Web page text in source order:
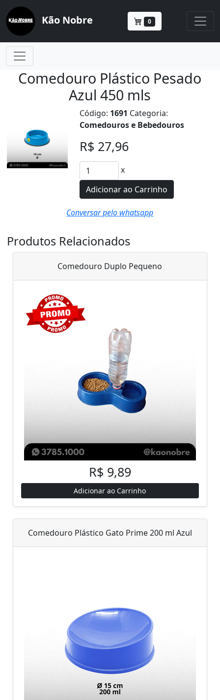
Kão Nobre 0
Comedouro Plástico Pesado
Azul 450 mls
Código: 1691 Categoria:
Comedouros e Bebedouros
R$ 27,96
x
Adicionar ao Carrinho
Conversar pelo whatsapp
Produtos Relacionados
Comedouro Duplo Pequeno
R$ 9,89
Adicionar ao Carrinho
Comedouro Plástico Gato Prime 200 ml Azul